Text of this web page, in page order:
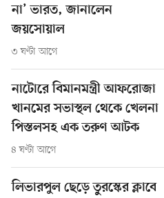
না’ ভারত, জানালেন
জয়সোয়াল
৩ ঘণ্টা আগে
নাটোরে বিমানমন্ত্রী আফরোজা
খানমের সভাস্থল থেকে খেলনা
পিস্তলসহ এক তরুণ আটক
৪ ঘণ্টা আগে
লিভারপুল ছেড়ে তুরস্কের ক্লাবে